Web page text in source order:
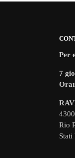
Per
7
Rio